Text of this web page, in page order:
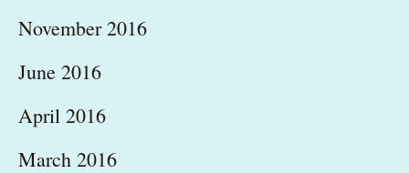
November 2016
June 2016
April 2016
March 2016